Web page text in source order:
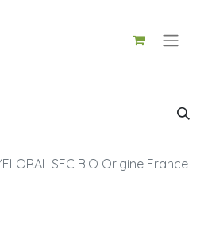
SEC BIO Origine France